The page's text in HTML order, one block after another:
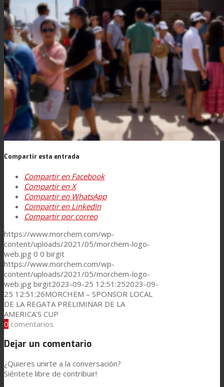
Compartir esta entrada
Compartir en Facebook
Compartir en X
Compartir en WhatsApp
Compartir en LinkedIn
Compartir por correo
https://www.morchem.com/wp-
content/uploads/2021/05/morchem-logo-
web.jpg 0 0 birgit
https://www.morchem.com/wp-
content/uploads/2021/05/morchem-logo-
web.jpg birgit2023-09-25 12:51:252023-09-
25 12:51:26MORCHEM – SPONSOR LOCAL
DE LA REGATA PRELIMINAR DE LA
AMERICA’S CUP
0 comentarios
Dejar un comentario
¿Quieres unirte a la conversación?
Siéntete libre de contribuir!